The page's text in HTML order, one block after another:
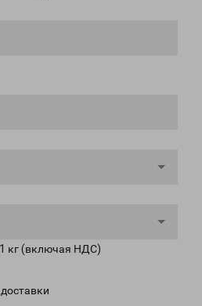
кг (включая НДС)